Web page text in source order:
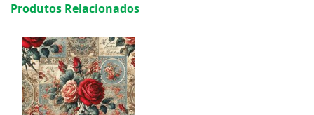
Produtos Relacionados